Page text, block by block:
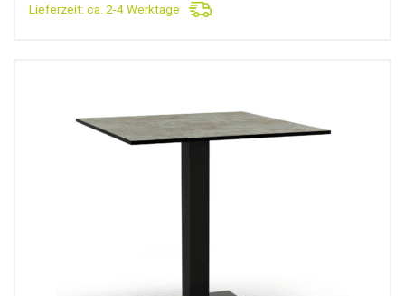
Lieferzeit: ca. 2-4 Werktage